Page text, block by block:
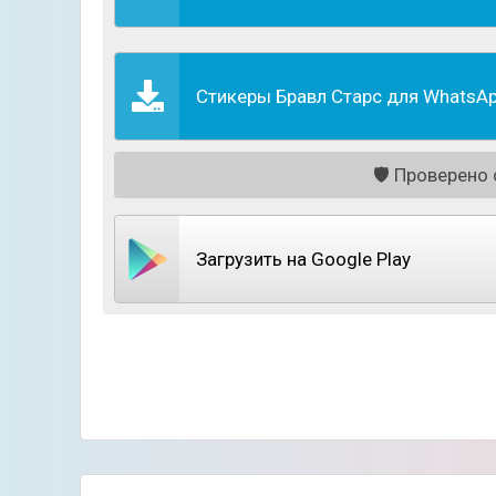
WhatsApp, где для каждого случая
персонажей, как: Спайк, Кроу, Леон и
приложении присутствует простой
Стикеры Бравл Старс для
🛡️ Проверено
Загрузить на Google Play